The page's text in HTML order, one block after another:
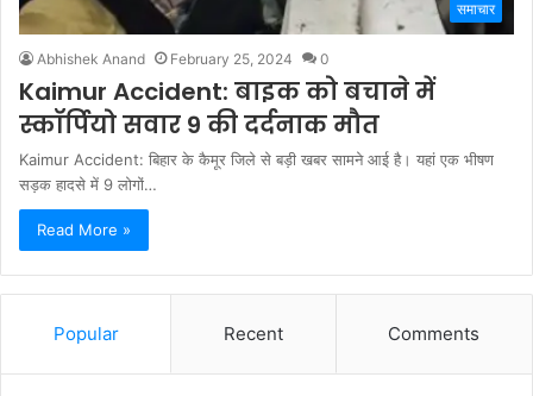
समाचार
Abhishek Anand February 25, 2024 0
Kaimur Accident: बाइक को बचाने में
स्कॉर्पियो सवार 9 की दर्दनाक मौत
Kaimur Accident: बिहार के कैमूर जिले से बड़ी खबर सामने आई है। यहां एक भीषण
सड़क हादसे में 9 लोगों…
Read More »
Popular Recent Comments